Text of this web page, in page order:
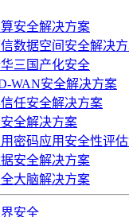
安全解决方案
数据空间安全解决
三国产化安全
WAN安全解决方案
任安全解决方案
全解决方案
密码应用安全性评
安全解决方案
大脑解决方案
安全